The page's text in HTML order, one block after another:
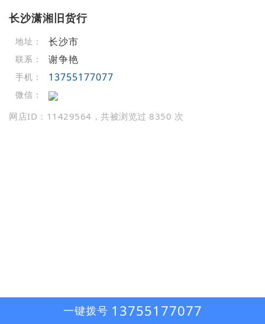
长沙潇湘旧货行
地址： 长沙市
联系： 谢争艳
手机： 13755177077
微信：
网店ID：11429564，共被浏览过 8350 次
一键拨号 13755177077